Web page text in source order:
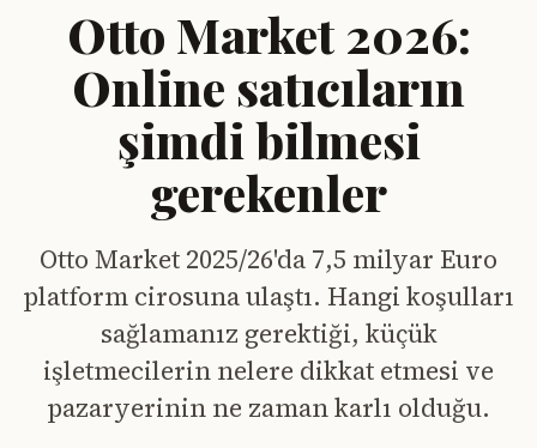
Otto Market 2026:
Online satıcıların
şimdi bilmesi
gerekenler
Otto Market 2025/26'da 7,5 milyar Euro
platform cirosuna ulaştı. Hangi koşulları
sağlamanız gerektiği, küçük
işletmecilerin nelere dikkat etmesi ve
pazaryerinin ne zaman karlı olduğu.